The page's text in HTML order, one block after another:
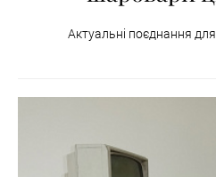
Актуальні поєднання